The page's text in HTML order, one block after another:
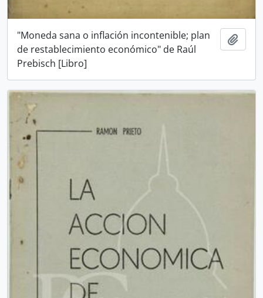
"Moneda sana o inflación incontenible; plan
de restablecimiento económico" de Raúl
Prebisch [Libro]